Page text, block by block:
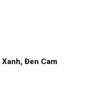
Đen Cam